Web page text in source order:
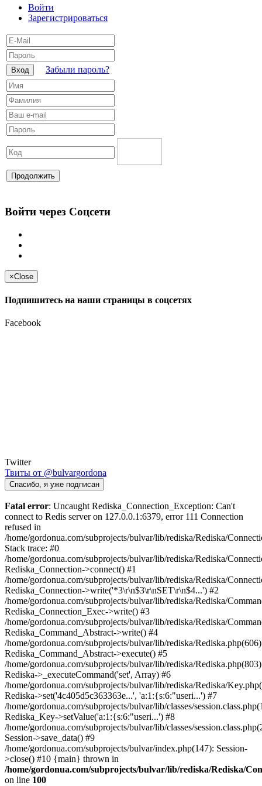
Войти
Зарегистрироваться
Вход Забыли пароль?
Продолжить
Войти через Соцсети
×Close
Подпишитесь на наши страницы в соцсетях
Facebook
Twitter
Твиты от @bulvargordona
Спасибо, я уже подписан
Fatal error: Uncaught Rediska_Connection_Exception: Can't
connect to Redis server on 127.0.0.1:6379, error 111 Connection
refused in
/home/gordonua.com/subprojects/bulvar/lib/rediska/Rediska/
Stack trace: #0
/home/gordonua.com/subprojects/bulvar/lib/rediska/Rediska/
Rediska_Connection->connect() #1
/home/gordonua.com/subprojects/bulvar/lib/rediska/Rediska/
Rediska_Connection->write('*3\r\n$3\r\nSET\r\n$4...') #2
/home/gordonua.com/subprojects/bulvar/lib/rediska/Rediska/
Rediska_Connection_Exec->write() #3
/home/gordonua.com/subprojects/bulvar/lib/rediska/Rediska/
Rediska_Command_Abstract->write() #4
/home/gordonua.com/subprojects/bulvar/lib/rediska/
Rediska_Command_Abstract->execute() #5
/home/gordonua.com/subprojects/bulvar/lib/rediska/
Rediska->_executeCommand('set', Array) #6
/home/gordonua.com/subprojects/bulvar/lib/rediska/Rediska/
Rediska->set('4c405d5c363363e...', 'a:1:{s:6:"useri...') #7
/home/gordonua.com/subprojects/bulvar/lib/classes/
Rediska_Key->setValue('a:1:{s:6:"useri...') #8
/home/gordonua.com/subprojects/bulvar/lib/classes/
Session->save_data() #9
/home/gordonua.com/subprojects/bulvar/index.php(147): Session-
>close() #10 {main} thrown in
/home/gordonua.com/subprojects/bulvar/lib/rediska/Rediska/
on line 100